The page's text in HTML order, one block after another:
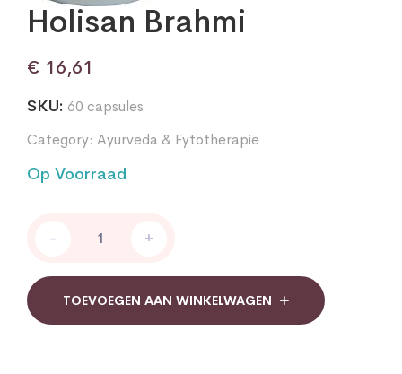
Holisan Brahmi
€ 16,61
SKU: 60 capsules
Category: Ayurveda & Fytotherapie
Op Voorraad
Brahmi
- +
TOEVOEGEN AAN WINKELWAGEN